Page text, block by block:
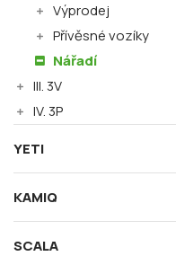
Výprodej
Přívěsné vozíky
Nářadí
III. 3V
IV. 3P
YETI
KAMIQ
SCALA